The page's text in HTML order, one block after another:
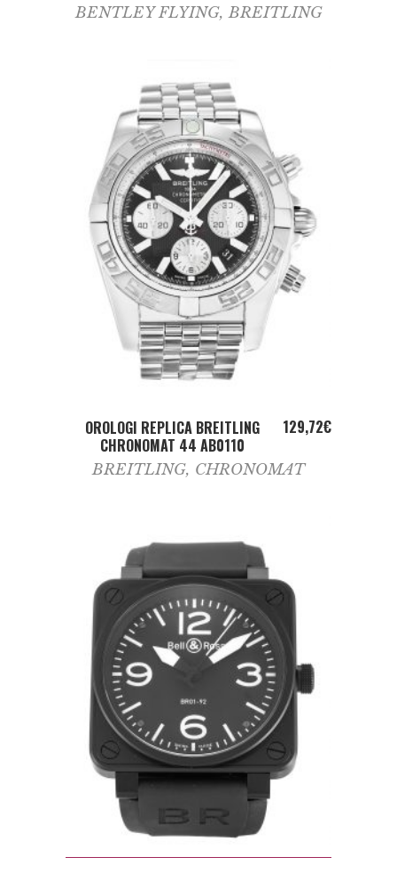
BENTLEY FLYING,BREITLING
ADD TO CART
OROLOGI REPLICA BREITLING
CHRONOMAT 44 AB0110
129,72€
BREITLING, CHRONOMAT